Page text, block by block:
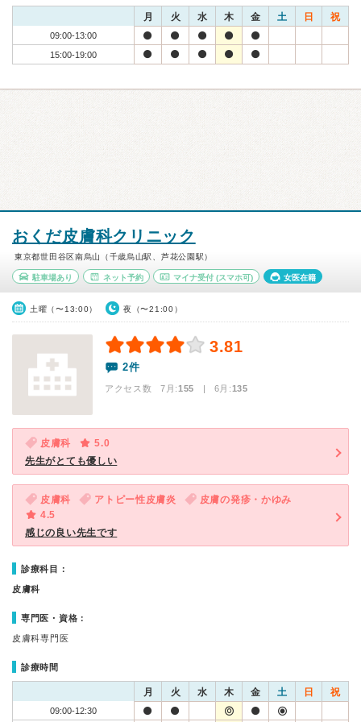
月 火 水 木 金 土 日 祝
09:00-13:00
15:00-19:00
おくだ皮膚科クリニック
東京都世田谷区南烏山（千歳烏山駅、芦花公園駅）
駐車場あり ネット予約 マイナ受付 (スマホ可) 女医在籍
土曜（〜13:00） 夜（〜21:00）
3.81
2件
アクセス数 7月:155 | 6月:135
皮膚科
5.0
先生がとても優しい
皮膚科 アトピー性皮膚炎
皮膚の発疹・かゆみ
4.5
感じの良い先生です
診療科目：
皮膚科
専門医・資格：
皮膚科専門医
診療時間
月 火 水 木 金 土 日 祝
09:00-12:30